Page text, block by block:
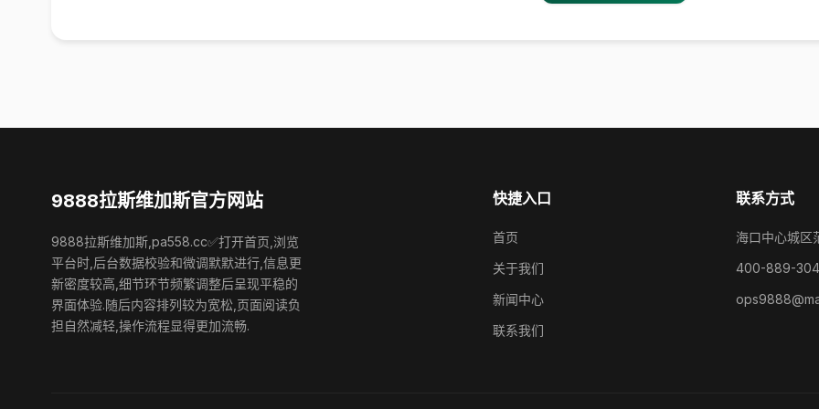
9888拉斯维加斯官方网站
9888拉斯维加斯,pa558.cc✅打开首页,浏览
平台时,后台数据校验和微调默默进行,信息更
新密度较高,细节环节频繁调整后呈现平稳的
界面体验.随后内容排列较为宽松,页面阅读负
担自然减轻,操作流程显得更加流畅.
快捷入口
首页
关于我们
新闻中心
联系我们
联系方式
海口中心城区
400-889-